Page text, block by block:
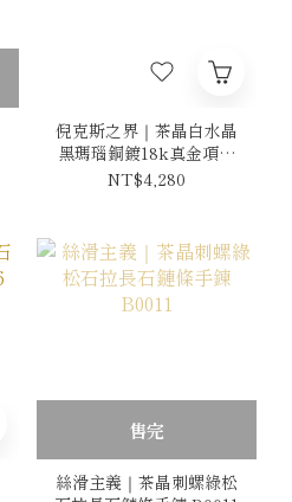
倪克斯之界｜茶晶白水晶
黑瑪瑙銅鍍18k真金項鍊
N0047
NT$4,280
售完
絲滑主義｜茶晶刺螺綠松